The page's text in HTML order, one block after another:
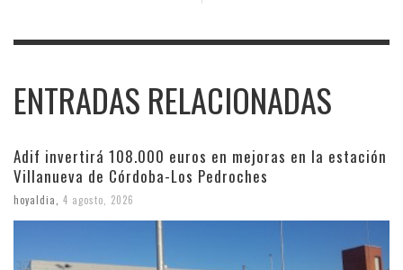
ENTRADAS RELACIONADAS
Adif invertirá 108.000 euros en mejoras en la estación
Villanueva de Córdoba-Los Pedroches
hoyaldia 4 agosto, 2026